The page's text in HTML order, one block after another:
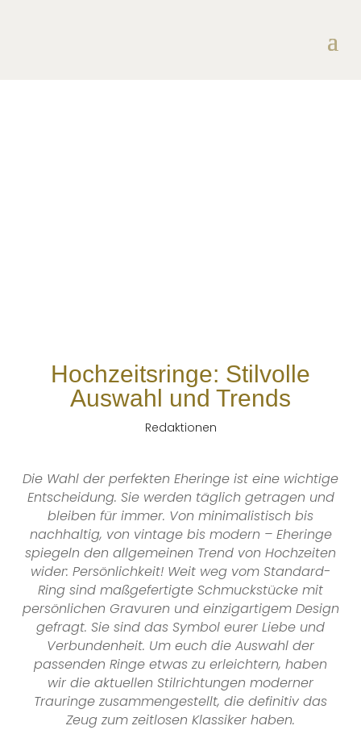
Hochzeitsringe: Stilvolle
Auswahl und Trends
Redaktionen
Die Wahl der perfekten Eheringe ist eine wichtige
Entscheidung. Sie werden täglich getragen und
bleiben für immer. Von minimalistisch bis
nachhaltig, von vintage bis modern – Eheringe
spiegeln den allgemeinen Trend von Hochzeiten
wider: Persönlichkeit! Weit weg vom Standard-
Ring sind maßgefertigte Schmuckstücke mit
persönlichen Gravuren und einzigartigem Design
gefragt. Sie sind das Symbol eurer Liebe und
Verbundenheit. Um euch die Auswahl der
passenden Ringe etwas zu erleichtern, haben
wir die aktuellen Stilrichtungen moderner
Trauringe zusammengestellt, die definitiv das
Zeug zum zeitlosen Klassiker haben.